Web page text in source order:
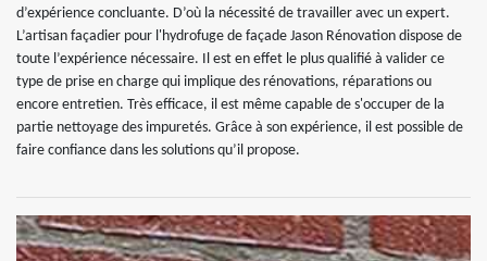
d’expérience concluante. D’où la nécessité de travailler avec un expert.
L’artisan façadier pour l'hydrofuge de façade Jason Rénovation dispose de
toute l’expérience nécessaire. Il est en effet le plus qualifié à valider ce
type de prise en charge qui implique des rénovations, réparations ou
encore entretien. Très efficace, il est même capable de s'occuper de la
partie nettoyage des impuretés. Grâce à son expérience, il est possible de
faire confiance dans les solutions qu’il propose.